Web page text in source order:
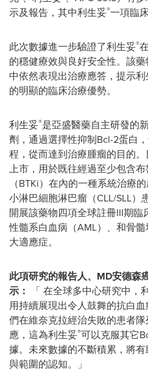
示及報告，其中利生妥®一項臨
此次數據進一步驗證了利生妥®
的穩健療效與良好安全性。該
中依然表現出治療應答，提示
的明顯的臨床治療優勢。
利生妥®是亞盛醫藥自主研發的
劑，通過選擇性抑制Bcl-2蛋白
程，從而達到治療腫瘤的目的
上市，用於既往經過至少包含
（BTKi）在內的一種系統治療
小淋巴細胞淋巴瘤（CLL/SLL）
開展該藥物四項全球註冊III期臨
性髓系白血病（AML）、和骨
大適應症。
此項研究的報告人、 MD安德森
示：
「 在全球多中心研究中，
用持續展現出令人鼓舞的抗白
們在維奈克拉經治失敗的患者
應，這為利生妥®可以克服其它
據。未來數據的不斷積累，將
與範圍的認知。」